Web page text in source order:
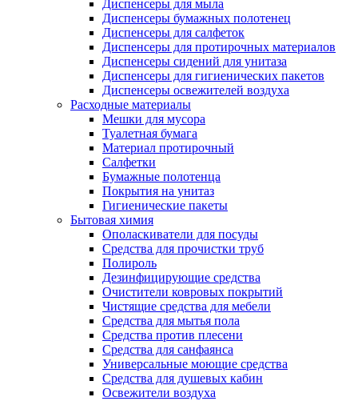
Диспенсеры для мыла
Диспенсеры бумажных полотенец
Диспенсеры для салфеток
Диспенсеры для протирочных материалов
Диспенсеры сидений для унитаза
Диспенсеры для гигиенических пакетов
Диспенсеры освежителей воздуха
Расходные материалы
Мешки для мусора
Туалетная бумага
Материал протирочный
Салфетки
Бумажные полотенца
Покрытия на унитаз
Гигиенические пакеты
Бытовая химия
Ополаскиватели для посуды
Средства для прочистки труб
Полироль
Дезинфицирующие средства
Очистители ковровых покрытий
Чистящие средства для мебели
Средства для мытья пола
Средства против плесени
Средства для санфаянса
Универсальные моющие средства
Средства для душевых кабин
Освежители воздуха